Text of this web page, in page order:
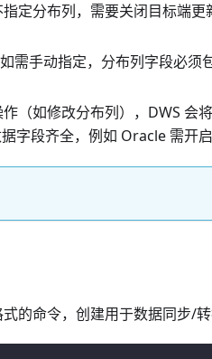
定分布列，需要关闭目标端
需手动指定，分布列字段必须
（如修改分布列），DWS 会
字段齐全，例如 Oracle 需开
的命令，创建用于数据同步/